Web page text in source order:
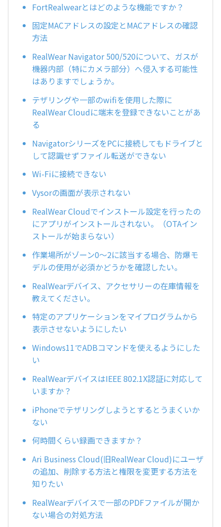
FortRealwearとはどのような機能ですか？
固定MACアドレスの設定とMACアドレスの確認
方法
RealWear Navigator 500/520について、ガスが
機器内部（特にカメラ部分）へ侵入する可能性
はありますでしょうか。
テザリングや一部のwifiを使用した際に
RealWear Cloudに端末を登録できないことがあ
る
NavigatorシリーズをPCに接続してもドライブと
して認識せずファイル転送ができない
Wi-Fiに接続できない
Vysorの画面が表示されない
RealWear Cloudでインストール設定を行ったの
にアプリがインストールされない。（OTAイン
ストールが始まらない）
作業場所がゾーン0～2に該当する場合、防爆モ
デルの使用が必須かどうかを確認したい。
RealWearデバイス、アクセサリーの在庫情報を
教えてください。
特定のアプリケーションをマイプログラムから
表示させないようにしたい
Windows11でADBコマンドを使えるようにした
い
RealWearデバイスはIEEE 802.1X認証に対応して
いますか？
iPhoneでテザリングしようとするとうまくいか
ない
何時間くらい録画できますか？
Ari Business Cloud(旧RealWear Cloud)にユーザ
の追加、削除する方法と権限を変更する方法を
知りたい
RealWearデバイスで一部のPDFファイルが開か
ない場合の対処方法